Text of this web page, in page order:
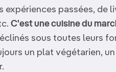
expériences passées, de
C'est une cuisine du
sous toutes leurs
un plat végétarien,